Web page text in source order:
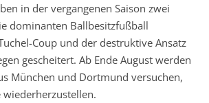
in der vergangenen Saison zwei
dominanten Ballbesitzfußball
Coup und der destruktive Ansatz
gescheitert. Ab Ende August werden
München und Dortmund versuchen,